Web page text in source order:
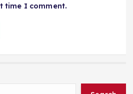
time I comment.